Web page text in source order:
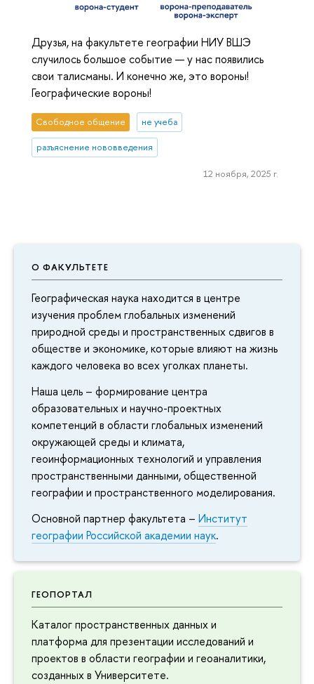
О ФАКУЛЬТЕТЕ
Географическая наука находится в центре
изучения проблем глобальных изменений
природной среды и пространственных сдвигов в
обществе и экономике, которые влияют на жизнь
каждого человека во всех уголках планеты.
Наша цель – формирование центра
образовательных и научно-проектных
компетенций в области глобальных изменений
окружающей среды и климата,
геоинформационных технологий и управления
пространственными данными, общественной
географии и пространственного моделирования.
Основной партнер факультета – Институт
географии Российской академии наук.
ГЕОПОРТАЛ
Каталог пространственных данных и
платформа для презентации исследований и
проектов в области географии и геоаналитики,
созданных в Университете.
Друзья, на факультете географии НИУ ВШЭ
случилось большое событие — у нас появились
свои талисманы. И конечно же, это вороны!
Географические вороны!
Свободное общение не учеба
разъяснение нововведения
12 ноября, 2025 г.